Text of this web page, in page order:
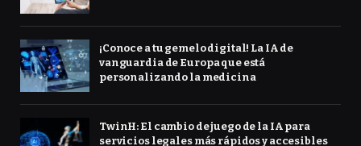
¡Conoce a tu gemelo digital! La IA de
vanguardia de Europa que está
personalizando la medicina
TwinH: El cambio de juego de la IA para
servicios legales más rápidos y accesibles